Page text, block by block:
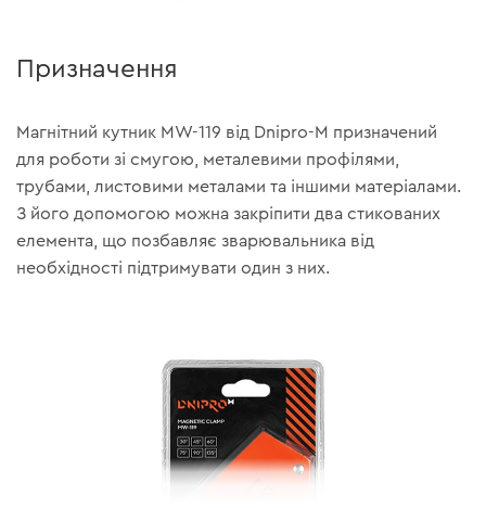
Призначення
Магнітний кутник MW-119 від Dnipro-M призначений
для роботи зі смугою, металевими профілями,
трубами, листовими металами та іншими матеріалами.
З його допомогою можна закріпити два стикованих
елемента, що позбавляє зварювальника від
необхідності підтримувати один з них.